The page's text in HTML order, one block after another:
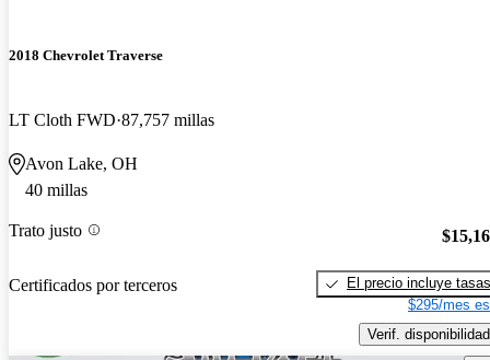
2018 Chevrolet Traverse
LT Cloth FWD 87,757 millas
Avon Lake, OH
40 millas
Trato justo
Certificados por terceros
El precio incluye tasas
$295/mes
Verif. disponibilidad